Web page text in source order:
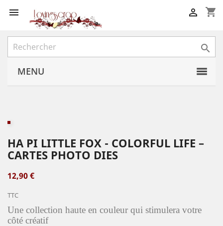
 shopping_cart


MENU
HA PI LITTLE FOX - COLORFUL LIFE –
CARTES PHOTO DIES
12,90 €
TTC
Une collection haute en couleur qui stimulera votre
côté créatif